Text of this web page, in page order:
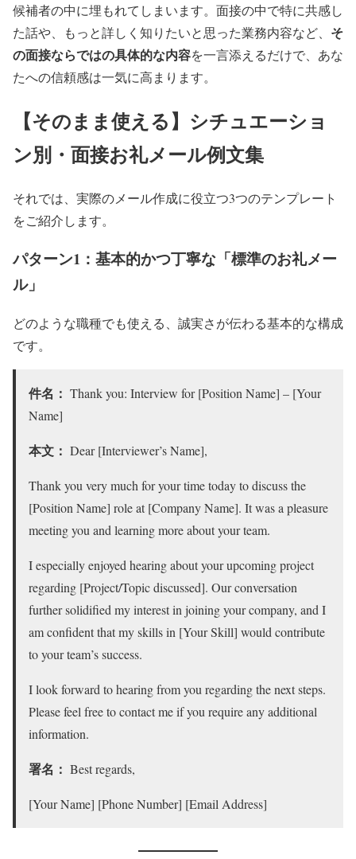
候補者の中に埋もれてしまいます。面接の中で特に共感し
た話や、もっと詳しく知りたいと思った業務内容など、 そ
の面接ならではの具体的な内容を一言添えるだけで、あな
たへの信頼感は一気に高まります。
【そのまま使える】シチュエーショ
ン別・面接お礼メール例文集
それでは、実際のメール作成に役立つ3つのテンプレート
をご紹介します。
パターン1：基本的かつ丁寧な「標準のお礼メー
ル」
どのような職種でも使える、誠実さが伝わる基本的な構成
です。
件名： Thank you: Interview for [Position Name] – [Your
Name]
本文： Dear [Interviewer’s Name],
Thank you very much for your time today to discuss the
[Position Name] role at [Company Name]. It was a pleasure
meeting you and learning more about your team.
I especially enjoyed hearing about your upcoming project
regarding [Project/Topic discussed]. Our conversation
further solidified my interest in joining your company, and I
am confident that my skills in [Your Skill] would contribute
to your team’s success.
I look forward to hearing from you regarding the next steps.
Please feel free to contact me if you require any additional
information.
署名： Best regards,
[Your Name] [Phone Number] [Email Address]